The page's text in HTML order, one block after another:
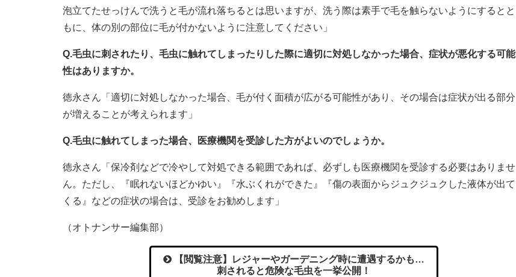
泡立てたせっけんで洗うと毛が流れ落ちるとは思いますが、洗う際は素手で毛を触らないようにするとと
もに、体の別の部位に毛が付かないように注意してください」
Q.毛虫に刺されたり、毛虫に触れてしまったりした際に適切に対処しなかった場合、症状が悪化する可能
性はありますか。
徳永さん「適切に対処しなかった場合、毛が付く面積が広がる可能性があり、その場合は症状が出る部分
が増えることが考えられます」
Q.毛虫に触れてしまった場合、医療機関を受診した方がよいのでしょうか。
徳永さん「保冷剤などで冷やして対処できる範囲であれば、必ずしも医療機関を受診する必要はありませ
ん。ただし、『眠れないほどかゆい』『水ぶくれができた』『傷の表面からジュクジュクした液体が出て
くる』などの症状の場合は、受診をお勧めします」
（オトナンサー編集部）
【閲覧注意】レジャーやガーデニング時に遭遇するかも…
刺されると危険な毛虫を一挙公開！